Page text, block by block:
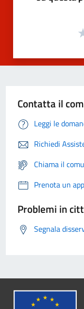
Contatta il
Leggi le
Richiedi
Chiama il
Prenota un
Problemi in
Segnala